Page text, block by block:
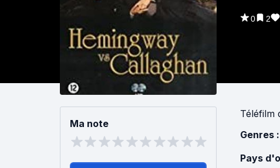
0 2
Ma note
Téléfilm
Genres :
Pays